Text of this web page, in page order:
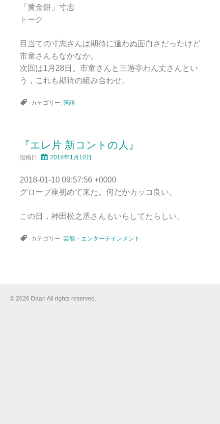
「黄金餅」寸志
トーク
目当ての寸志さんは期待に違わぬ面白さだったけど
市童さんもなかなか。
次回は1月28日。市童さんと三遊亭わん丈さんとい
う，これも期待の組み合わせ。
カテゴリー: 落語
『エレ片 新コントの人』
投稿日: 2018年1月10日
2018-01-10 09:57:56 +0000
グローブ座初めて来た。何だかカッコ良い。
この日，神田松之丞さんもいらしてたらしい。
カテゴリー: 芸能・エンターテインメント
© 2026 Daan All rights reserved.